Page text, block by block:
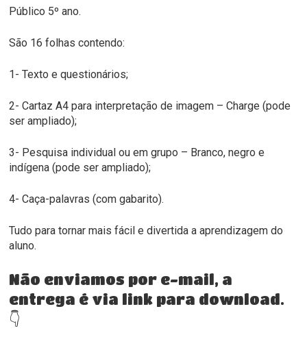
Público 5º ano.
São 16 folhas contendo:
1- Texto e questionários;
2- Cartaz A4 para interpretação de imagem – Charge (pode
ser ampliado);
3- Pesquisa individual ou em grupo – Branco, negro e
indígena (pode ser ampliado);
4- Caça-palavras (com gabarito).
Tudo para tornar mais fácil e divertida a aprendizagem do
aluno.
Não enviamos por e-mail, a
entrega é via link para download.
👇